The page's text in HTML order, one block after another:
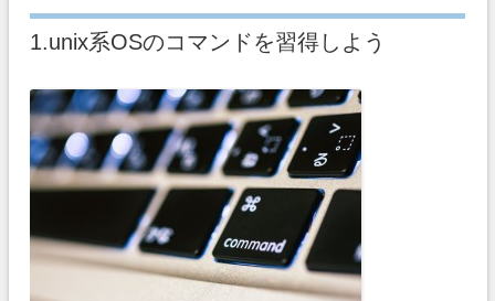
1.unix系OSのコマンドを習得しよう